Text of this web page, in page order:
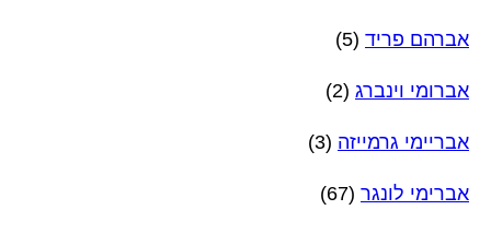
אברהם פריד (5)
אברומי וינברג (2)
אבריימי גרמייזה (3)
אברימי לונגר (67)